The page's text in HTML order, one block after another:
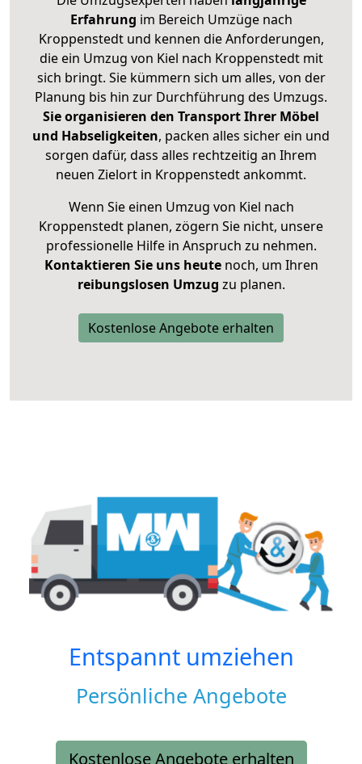
Erfahrung im Bereich Umzüge nach
Kroppenstedt und kennen die Anforderungen,
die ein Umzug von Kiel nach Kroppenstedt mit
sich bringt. Sie kümmern sich um alles, von der
Planung bis hin zur Durchführung des Umzugs.
Sie organisieren den Transport Ihrer Möbel
und Habseligkeiten, packen alles sicher ein und
sorgen dafür, dass alles rechtzeitig an Ihrem
neuen Zielort in Kroppenstedt ankommt.
Wenn Sie einen Umzug von Kiel nach
Kroppenstedt planen, zögern Sie nicht, unsere
professionelle Hilfe in Anspruch zu nehmen.
Kontaktieren Sie uns heutenoch, um Ihren
reibungslosen Umzug zu planen.
Kostenlose Angebote erhalten
Entspannt umziehen
Persönliche Angebote
Kostenlose Angebote erhalten